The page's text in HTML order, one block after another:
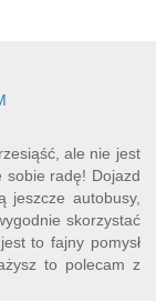
ale nie jest
sobie radę! Dojazd
jeszcze autobusy,
skorzystać
to fajny pomysł
to polecam z